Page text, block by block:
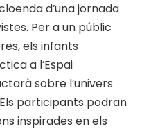
d’una jornada
Per a un públic
els infants
a l’Espai
sobre l’univers
participants podran
inspirades en els